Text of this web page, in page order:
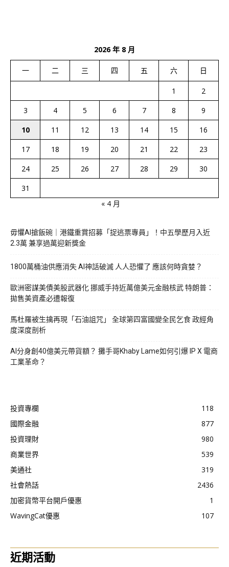
2026 年 8 月
一 二 三 四 五 六 日
1
2
3
4 5 6 7 8
9
10
11 12 13 14 15
16
17
18 19 20 21 22
23
24
25 26 27 28 29
30
31
« 4 月
毋懼AI搶飯碗｜港鐵重賞招募「捉逃票專員」！中五學歷月入近
2.3萬 兼享過萬迎新獎金
1800萬桶油供應消失 AI神話破滅 人人恐懼了 應該何時貪婪？
歐洲密謀美債美股武器化 挪威手持近萬億美元金融核武 特朗普：
拋售美資產必遭報復
馬杜羅被生擒再現「石油詛咒」 全球第四富國變全民乞食 政經角
度深度剖析
AI分身創40億美元帶貨額？ 攤手哥Khaby Lame如何引爆 IP X 電商
工業革命？
投資專欄
118
國際金融
877
投資理財
980
商業世界
539
美通社
319
社會熱話
2436
加密貨幣平台開戶優惠
1
WavingCat優惠
107
近期活動